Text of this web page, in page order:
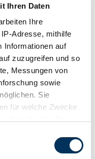
Ihren Daten
Ihre
Adresse, mithilfe
Informationen auf
zuzugreifen und so
Messungen von
sowie
Sie
für welche Zwecke